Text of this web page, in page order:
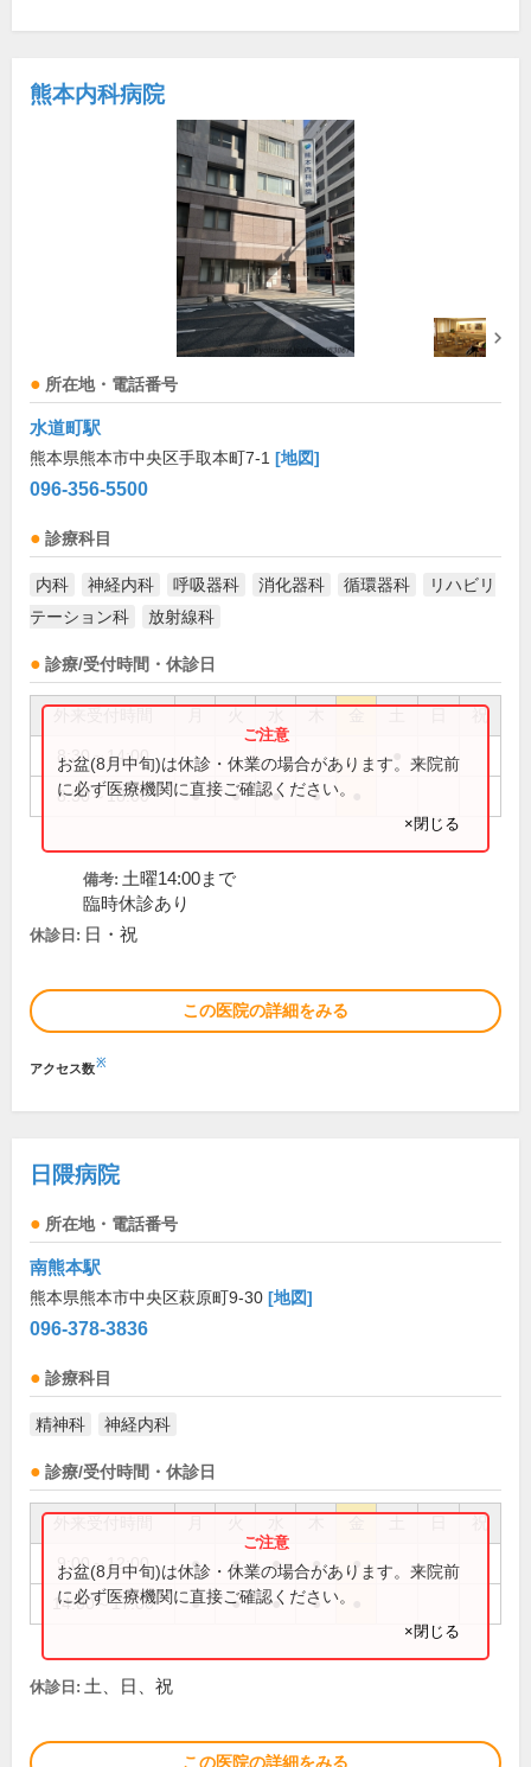
熊本内科病院
所在地・電話番号
水道町駅
熊本県熊本市中央区手取本町7-1 [地図]
096-356-5500
診療科目
内科 神経内科 呼吸器科 消化器科 循環器科
リハビリ
テーション科
放射線科
診療/受付時間・休診日
祝
8:30～14:00
8:30～18:00 ● ● ● ●
お盆(8月中旬)は休診・休業の場合があります。来院前
に必ず医療機関に直接ご確認ください。
×閉じる
備考: 土曜14:00まで
臨時休診あり
休診日: 日・祝
この医院の詳細をみる
アクセス数※
日隈病院
所在地・電話番号
南熊本駅
熊本県熊本市中央区萩原町9-30 [地図]
096-378-3836
診療科目
精神科 神経内科
診療/受付時間・休診日
祝
9:00～12:00 ● ● ● ● ●
14:00～17:00 ● ● ● ●
お盆(8月中旬)は休診・休業の場合があります。来院前
に必ず医療機関に直接ご確認ください。
×閉じる
休診日: 土、日、祝
この医院の詳細をみる